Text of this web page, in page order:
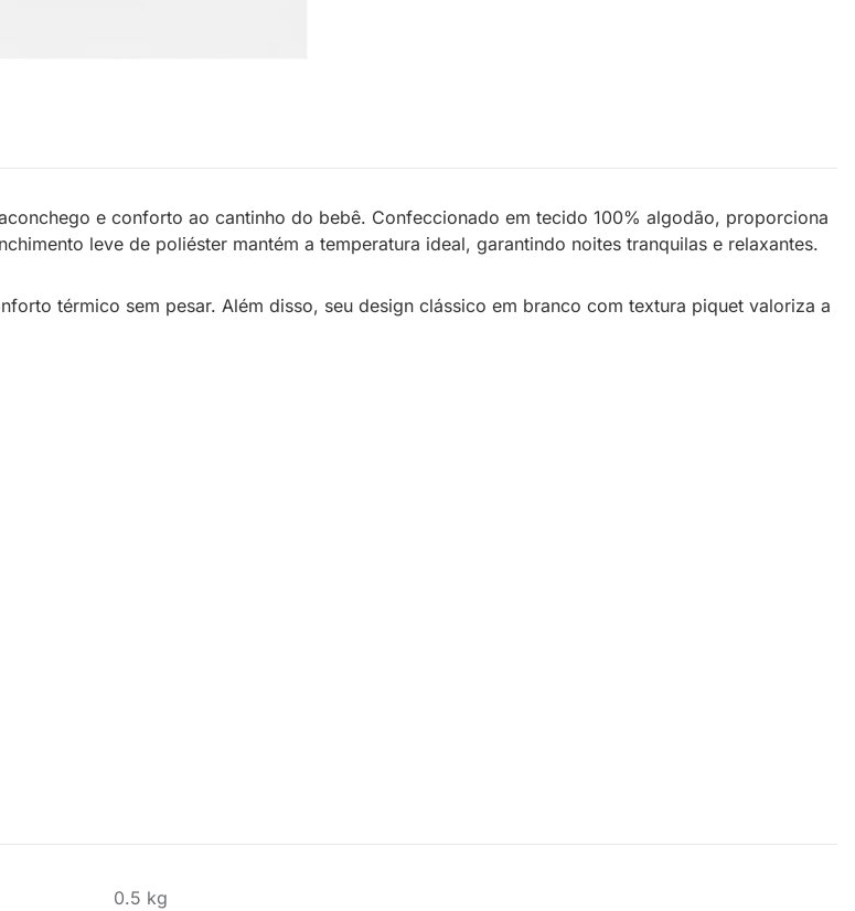
e conforto ao cantinho do bebê. Confeccionado em tecido 100% algodão, proporciona
leve de poliéster mantém a temperatura ideal, garantindo noites tranquilas e relaxantes.
térmico sem pesar. Além disso, seu design clássico em branco com textura piquet valoriza a
0.5 kg